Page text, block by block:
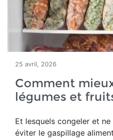
25 avril, 2026
Comment
légumes et
Et lesquels congeler et
éviter le gaspillage